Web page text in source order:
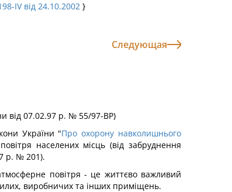
IV від 24.10.2002 }
Следующая
від 07.02.97 р. № 55/97-ВР)
України "Про охорону навколишнього
населених місць (від забруднення
р. № 201).
повітря - це життєво важливий
виробничих та інших приміщень.